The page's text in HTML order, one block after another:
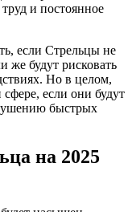
и постоянное
если Стрельцы не
же будут рисковать
Но в целом,
если они будут
быстрых
на 2025